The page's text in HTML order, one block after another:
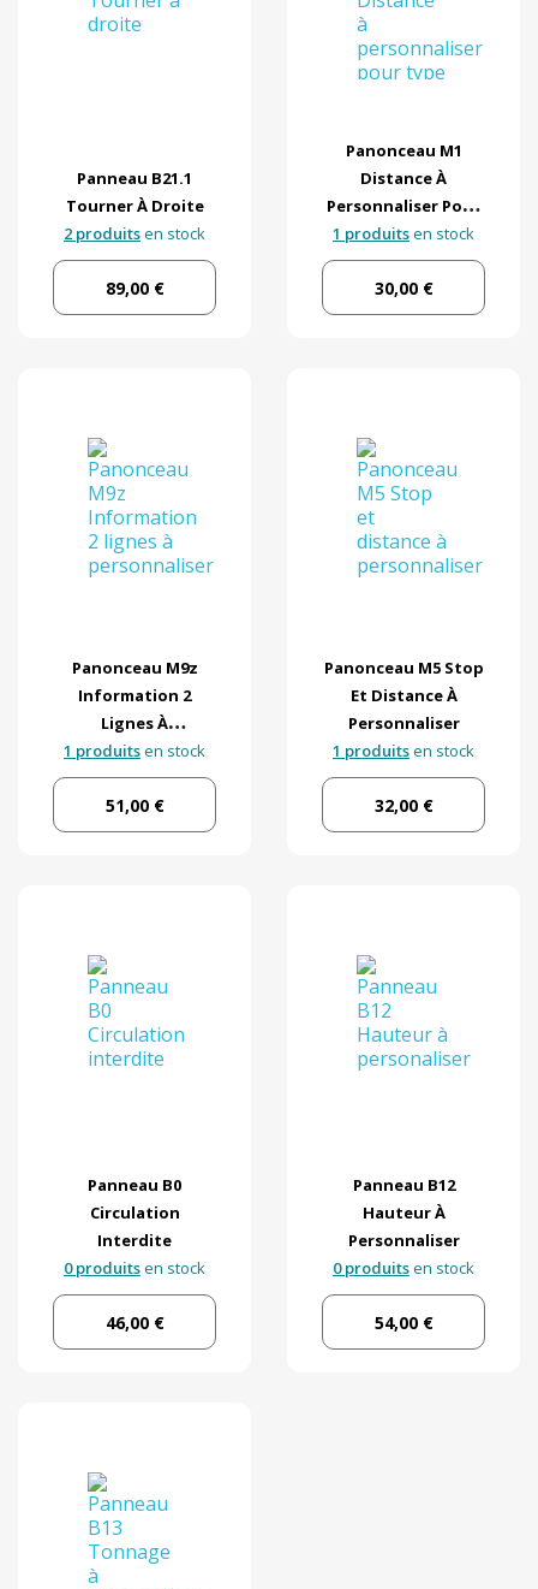
Panneau B21.1
Tourner À Droite
2 produitsen stock
89,00 €
Panonceau M1
Distance À
Personnaliser Pour
Type A Et Type AB
1 produitsen stock
30,00 €
Panonceau M9z
Information 2
Lignes À
Personnaliser
1 produitsen stock
51,00 €
Panonceau M5 Stop
Et Distance À
Personnaliser
1 produitsen stock
32,00 €
Panneau B0
Circulation
Interdite
0 produitsen stock
46,00 €
Panneau B12
Hauteur À
Personnaliser
0 produitsen stock
54,00 €